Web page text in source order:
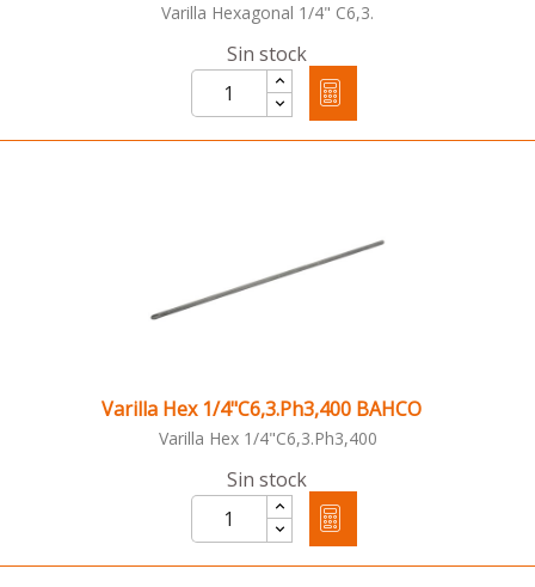
Varilla Hexagonal 1/4" C6,3.
Sin stock
Varilla Hex 1/4"C6,3.Ph3,400 BAHCO
Varilla Hex 1/4"C6,3.Ph3,400
Sin stock